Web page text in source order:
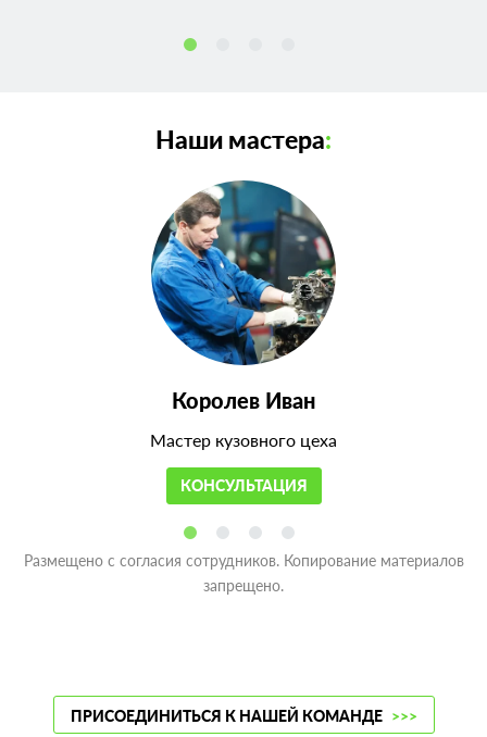
Наши мастера:
Королев Иван
Мастер кузовного цеха
КОНСУЛЬТАЦИЯ
Размещено с согласия сотрудников. Копирование материалов
запрещено.
ПРИСОЕДИНИТЬСЯ К НАШЕЙ КОМАНДЕ >>>